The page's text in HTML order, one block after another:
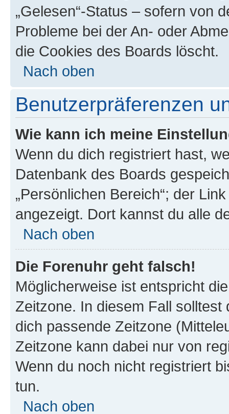
„Gelesen“-Status – sofern von
Probleme bei der An- oder
die Cookies des Boards löscht.
Nach oben
Benutzerpräferenzen
Wie kann ich meine
Wenn du dich registriert hast,
Datenbank des Boards
„Persönlichen Bereich“; der
angezeigt. Dort kannst du alle
Nach oben
Die Forenuhr geht falsch!
Möglicherweise ist entspricht
Zeitzone. In diesem Fall solltest
dich passende Zeitzone
Zeitzone kann dabei nur von
Wenn du noch nicht registriert
tun.
Nach oben